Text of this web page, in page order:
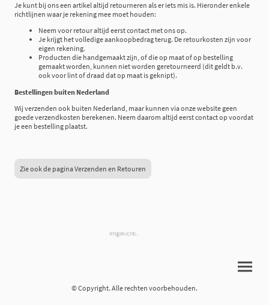
Je kunt bij ons een artikel altijd retourneren als er iets mis is. Hieronder enkele
richtlijnen waar je rekening mee moet houden:
Neem voor retour altijd eerst contact met ons op.
Je krijgt het volledige aankoopbedrag terug. De retourkosten zijn voor
eigen rekening.
Producten die handgemaakt zijn, of die op maat of op bestelling
gemaakt worden, kunnen niet worden geretourneerd (dit geldt b.v.
ook voor lint of draad dat op maat is geknipt).
Bestellingen buiten Nederland
Wij verzenden ook buiten Nederland, maar kunnen via onze website geen
goede verzendkosten berekenen. Neem daarom altijd eerst contact op voordat
je een bestelling plaatst.
Zie ook de pagina Verzenden en Retouren
© Copyright. Alle rechten voorbehouden.